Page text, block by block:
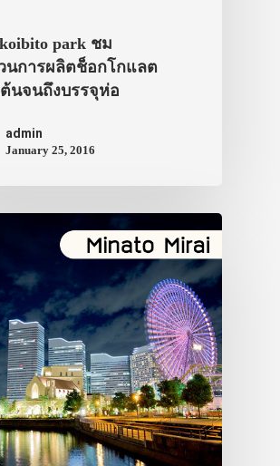
park ชม
นการผลิตช็อกโกแลต
นจนถึงบรรจุห่อ
admin
January 25, 2016
ประเทศญี่ปุ่น
เที่ยวญี่ปุ่นด้ว
เอง
รถบัส
เดินทาง
ทัวร์